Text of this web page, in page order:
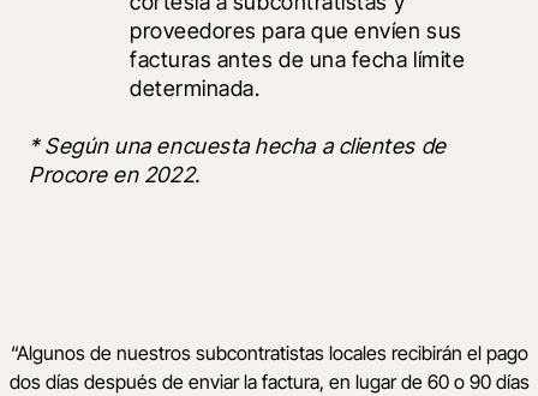
proveedores para que envíen sus
facturas antes de una fecha límite
determinada.
* Según una encuesta hecha a clientes de
Procore en 2022.
“Algunos de nuestros subcontratistas locales recibirán el pago
dos días después de enviar la factura, en lugar de 60 o 90 días